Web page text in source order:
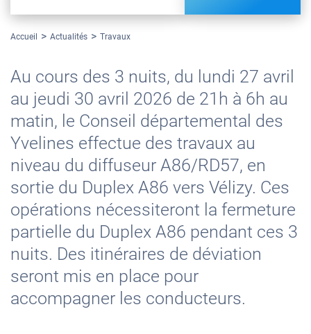
Accueil Actualités Travaux
Au cours des 3 nuits, du lundi 27 avril
au jeudi 30 avril 2026 de 21h à 6h au
matin, le Conseil départemental des
Yvelines effectue des travaux au
niveau du diffuseur A86/RD57, en
sortie du Duplex A86 vers Vélizy. Ces
opérations nécessiteront la fermeture
partielle du Duplex A86 pendant ces 3
nuits. Des itinéraires de déviation
seront mis en place pour
accompagner les conducteurs.